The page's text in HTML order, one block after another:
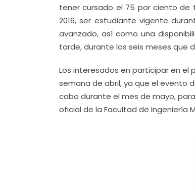
tener cursado el 75 por ciento de
2016, ser estudiante vigente
avanzado, así como una
tarde, durante los seis meses que
Los interesados en participar en
semana de abril, ya que el evento
cabo durante el mes de mayo,
oficial de la Facultad de Ingeniería